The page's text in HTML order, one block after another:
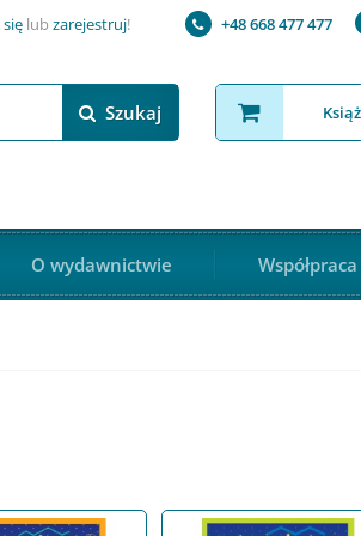
lub zarejestruj! +48 668 477 477
Szukaj
O wydawnictwie Współpraca